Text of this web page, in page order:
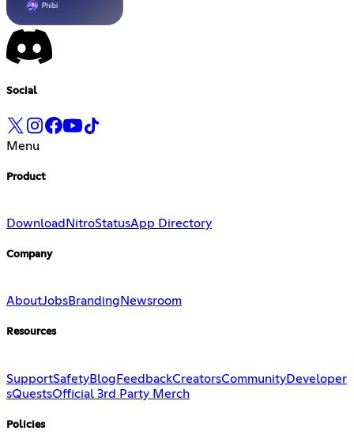
Social
Menu
Product
Download NitroStatusApp Directory
Company
AboutJobsBranding Newsroom
Resources
SupportSafetyBlog FeedbackCreatorsCommunityDeveloper
sQuestsOfficial 3rd Party Merch
Policies